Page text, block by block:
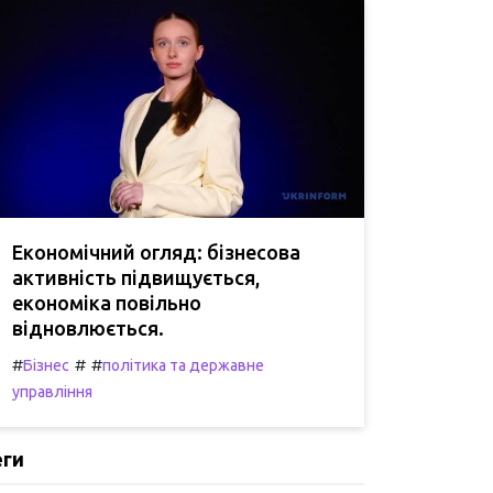
Економічний огляд: бізнесова
активність підвищується,
економіка повільно
відновлюється.
#Бізнес # #політика та державне
управління